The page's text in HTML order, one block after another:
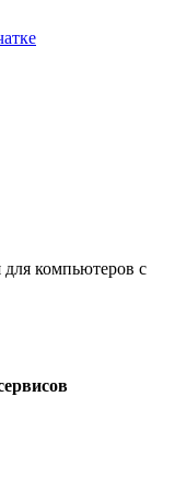
для компьютеров с